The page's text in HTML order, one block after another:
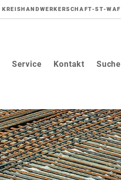
KREISHANDWERKERSCHAFT-ST-WAF
Service Kontakt Suche